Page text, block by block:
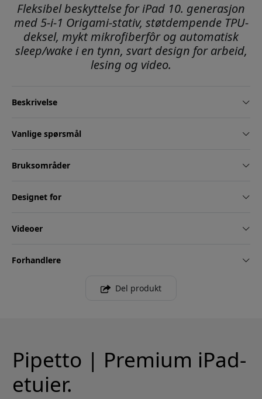
Fleksibel beskyttelse for iPad 10. generasjon
med 5-i-1 Origami-stativ, støtdempende TPU-
deksel, mykt mikrofiberfôr og automatisk
sleep/wake i en tynn, svart design for arbeid,
lesing og video.
Beskrivelse
Vanlige spørsmål
Bruksområder
Designet for
Videoer
Forhandlere
Del produkt
Pipetto | Premium iPad-
etuier.